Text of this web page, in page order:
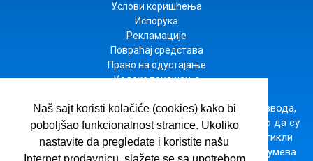
Naš sajt koristi kolačiće (cookies) kako bi
poboljšao funkcionalnost stranice. Ukoliko
nastavite da pregledate i koristite našu
Услови коришћења
Испорука
Рекламације
Повраћај средстава
Право на одустајање
Кодекс понашања
Настојимо да будемо што прецизнији у опису производа,
приказу слика и цена, али не можемо да гарантујемо да су
све информације комплетне и без грешака. Сви артикли
приказани на сајту су део наше понуде и не подразумева